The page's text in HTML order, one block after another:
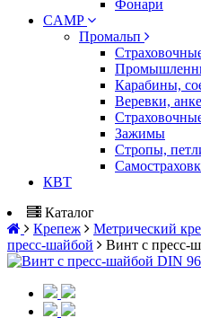
Фонари
CAMP
Промальп
Карабины,
Веревки,
Зажимы
Стропы,
КВТ
Каталог
Крепеж
Метрический
пресс-шайбой
Винт с пресс-